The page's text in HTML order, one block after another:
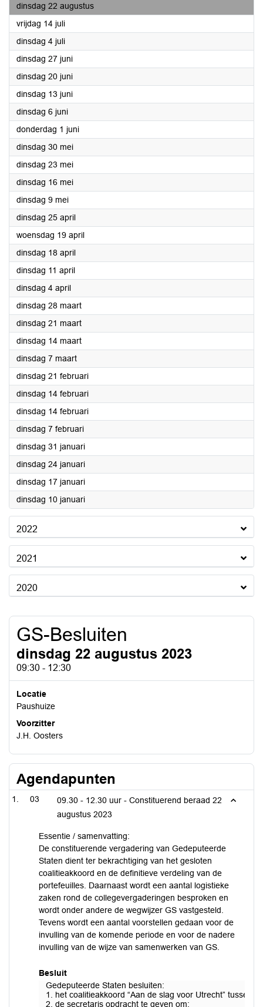
dinsdag 22 augustus2023
vrijdag 14 juli2023
dinsdag 4 juli2023
dinsdag 27 juni2023
dinsdag 20 juni2023
dinsdag 13 juni2023
dinsdag 6 juni2023
donderdag 1 juni2023
dinsdag 30 mei2023
dinsdag 23 mei2023
dinsdag 16 mei2023
dinsdag 9 mei2023
dinsdag 25 april2023
woensdag 19 april2023
dinsdag 18 april2023
dinsdag 11 april2023
dinsdag 4 april2023
dinsdag 28 maart2023
dinsdag 21 maart2023
dinsdag 14 maart2023
dinsdag 7 maart2023
dinsdag 21 februari2023
dinsdag 14 februari2023
dinsdag 14 februari2023
dinsdag 7 februari2023
dinsdag 31 januari2023
dinsdag 24 januari2023
dinsdag 17 januari2023
dinsdag 10 januari2023
2022
2021
2020
GS-Besluiten
dinsdag 22 augustus 2023
09:30 - 12:30
Locatie
Paushuize
Voorzitter
J.H. Oosters
Agendapunten
03
09.30 - 12.30 uur - Constituerend beraad 22
augustus 2023
Essentie / samenvatting:
De constituerende vergadering van Gedeputeerde
Staten dient ter bekrachtiging van het gesloten
coalitieakkoord en de definitieve verdeling van de
portefeuilles. Daarnaast wordt een aantal logistieke
zaken rond de collegevergaderingen besproken en
wordt onder andere de wegwijzer GS vastgesteld.
Tevens wordt een aantal voorstellen gedaan voor de
invulling van de komende periode en voor de nadere
invulling van de wijze van samenwerken van GS.
Besluit
Gedeputeerde Staten besluiten:
1. het coalitieakkoord “Aan de slag voor Utrecht” tussen
2. de secretaris opdracht te geven om: